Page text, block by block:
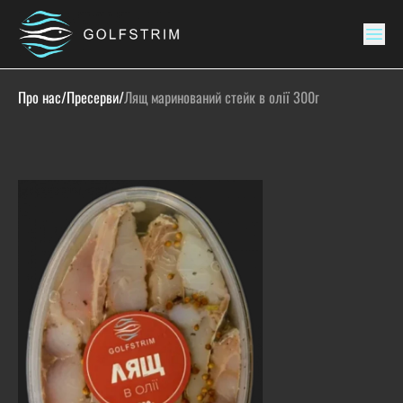
Про нас/Пресерви/Лящ маринований стейк в олії 300г